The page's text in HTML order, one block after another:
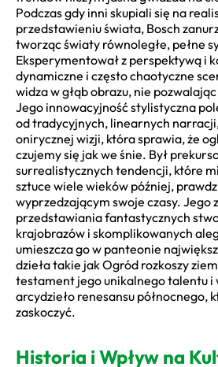
Podczas gdy inni skupiali się na
przedstawieniu świata, Bosch
tworząc światy równoległe, pełne
Eksperymentował z perspektywą i
dynamiczne i często chaotyczne
widza w głąb obrazu, nie
Jego innowacyjność stylistyczna
od tradycyjnych, linearnych
onirycznej wizji, która sprawia, że
czujemy się jak we śnie. Był
surrealistycznych tendencji, które
sztuce wiele wieków później,
wyprzedzającym swoje czasy. Jego
przedstawiania fantastycznych
krajobrazów i skomplikowanych
umieszcza go w panteonie
dzieła takie jak Ogród rozkoszy
testament jego unikalnego talentu i
arcydzieło renesansu północnego,
zaskoczyć.
Historia i Wpływ na